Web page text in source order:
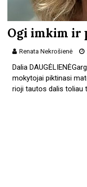
Ogi imkim ir
Renata Nekrošienė
Dalia
mokytojai piktinasi
rioji tautos dalis toliau